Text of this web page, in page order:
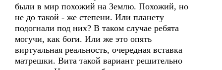
были в мир похожий на Землю. Похожий, но
не до такой - же степени. Или планету
подогнали под них? В таком случае ребята
могучи, как боги. Или же это опять
виртуальная реальность, очередная вставка
матрешки. Вита такой вариант решительно